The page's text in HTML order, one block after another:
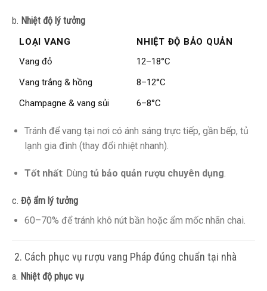
b. Nhiệt độ lý tưởng
LOẠI VANG
NHIỆT ĐỘ BẢO QUẢN
Vang đỏ
12–18°C
Vang trắng & hồng
8–12°C
Champagne & vang sủi
6–8°C
Tránh để vang tại nơi có ánh sáng trực tiếp, gần bếp, tủ
lạnh gia đình (thay đổi nhiệt nhanh).
Tốt nhất: Dùng tủ bảo quản rượu chuyên dụng.
c. Độ ẩm lý tưởng
60–70% để tránh khô nút bần hoặc ẩm mốc nhãn chai.
️ 2. Cách phục vụ rượu vang Pháp đúng chuẩn tại nhà
a. Nhiệt độ phục vụ